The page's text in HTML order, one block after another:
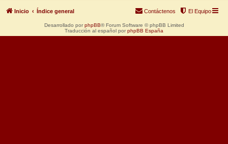
Inicio Índice general El Equipo
Contáctenos
Desarrollado por phpBB® Forum Software © phpBB Limited
Traducción al español por phpBB España